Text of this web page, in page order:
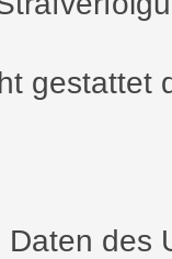
gestattet
des